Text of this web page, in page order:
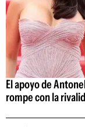
El apoyo de
rompe con la